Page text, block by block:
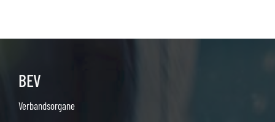
BEV
Verbandsorgane